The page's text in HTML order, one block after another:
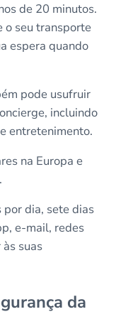
de 20 minutos.
o seu transporte
espera quando
pode usufruir
incluindo
entretenimento.
na Europa e
dia, sete dias
e-mail, redes
suas
da